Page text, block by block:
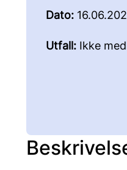
Dato:
Utfall: Ikke